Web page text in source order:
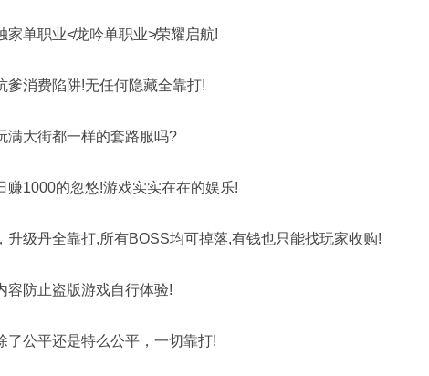
单职业≮龙吟单职业≯荣耀启航!
消费陷阱!无任何隐藏全靠打!
大街都一样的套路服吗?
1000的忽悠!游戏实实在在的娱乐!
级丹全靠打,所有BOSS均可掉落,有钱也只能找玩家收购!
防止盗版游戏自行体验!
公平还是特么公平，一切靠打!